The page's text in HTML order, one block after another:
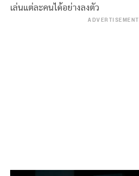
เล่นแต่ละคนได้อย่างลงตัว
ADVERTISEMENT